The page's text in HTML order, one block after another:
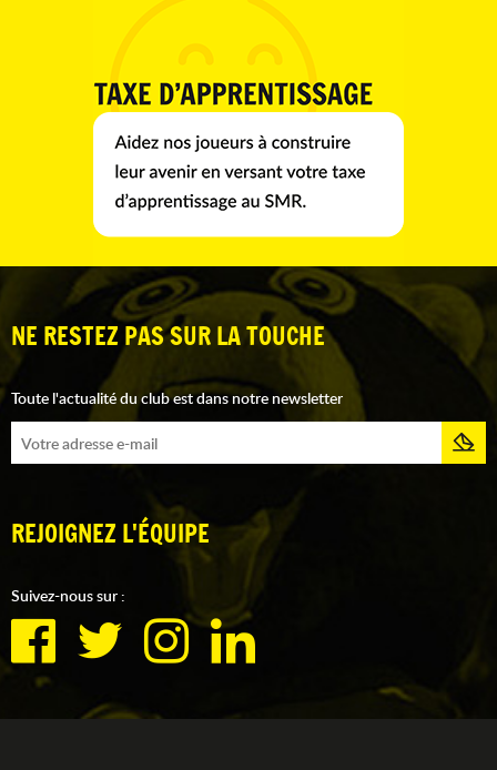
NE RESTEZ PAS SUR LA TOUCHE
Toute l'actualité du club est dans notre newsletter
REJOIGNEZ L'ÉQUIPE
Suivez-nous sur :